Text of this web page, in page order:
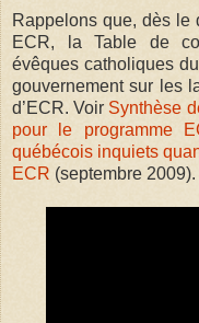
Rappelons que, dès le
ECR, la Table de
évêques catholiques
gouvernement sur les
d’ECR. VoirSynthèse
pour le programme
québécois inquiets
ECR (septembre 2009).